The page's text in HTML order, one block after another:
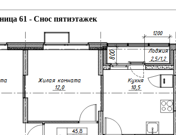
61 - Снос пятиэтажек